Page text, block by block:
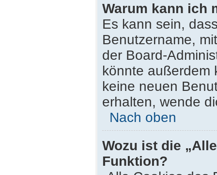
Warum kann ich
Es kann sein,
Benutzername,
der Board-
könnte außerdem
keine neuen
erhalten, wende
Nach oben
Wozu ist die
Funktion?